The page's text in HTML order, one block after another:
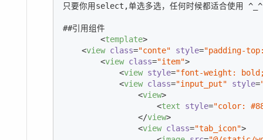
只要你用select,单选多选，任何时候都适合使用 ^_^
##引用组件
<template>
<view class="conte" style="padding-
<view class="item">
<view style="font-weight:
<view class="input_put" style=
<view>
<text style="color:
</view>
<view class="tab_icon">